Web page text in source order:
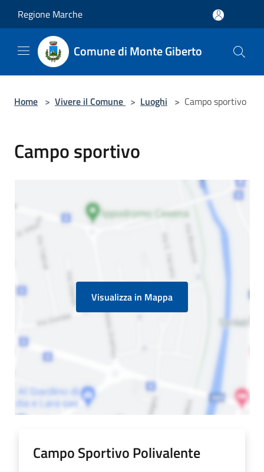
Regione Marche
Comune di Monte Giberto
Home > Vivere il Comune > Luoghi > Campo sportivo
Campo sportivo
Visualizza in Mappa
Campo Sportivo Polivalente